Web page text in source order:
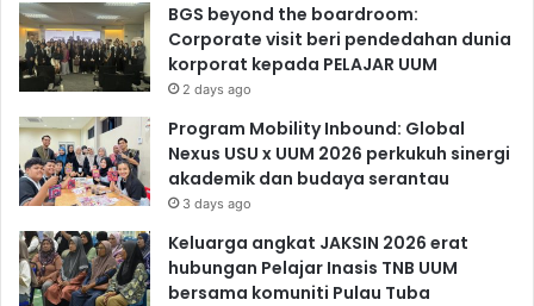
BGS beyond the boardroom:
Corporate visit beri pendedahan dunia
korporat kepada PELAJAR UUM
2 days ago
Program Mobility Inbound: Global
Nexus USU x UUM 2026 perkukuh sinergi
akademik dan budaya serantau
3 days ago
Keluarga angkat JAKSIN 2026 erat
hubungan Pelajar Inasis TNB UUM
bersama komuniti Pulau Tuba